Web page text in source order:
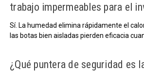
trabajo impermeables para el
Sí. La humedad elimina rápidamente el
las botas bien aisladas pierden eficacia
¿Qué puntera de seguridad es